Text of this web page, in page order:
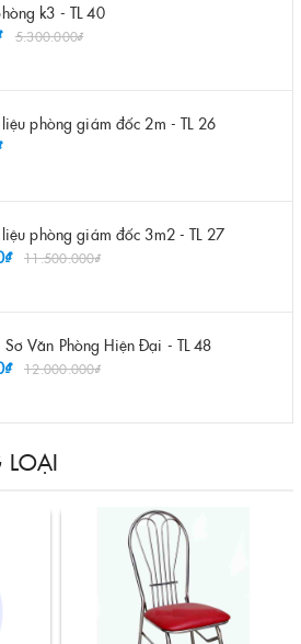
k3 - TL 40
5.300.000₫
phòng giám đốc 2m - TL 26
phòng giám đốc 3m2 - TL 27
11.500.000₫
Văn Phòng Hiện Đại - TL 48
12.000.000₫
LOẠI